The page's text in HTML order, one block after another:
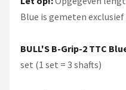
Blue is gemeten
BULL'S B-Grip-2 TTC
set (1 set = 3 shafts)